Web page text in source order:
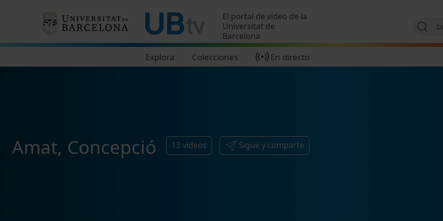
El portal de vídeo de la
Universitat de
Barcelona
Explora Colecciones En directo
Amat, Concepció 13 vídeos Sigue y comparte